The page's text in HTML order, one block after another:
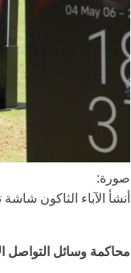
صورة:
أنشأ الآباء الثاكون
محاكمة وسائل